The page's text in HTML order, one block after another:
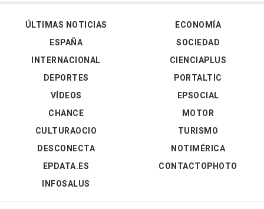
ÚLTIMAS NOTICIAS
ESPAÑA
INTERNACIONAL
DEPORTES
VÍDEOS
ECONOMÍA
SOCIEDAD
CIENCIAPLUS
PORTALTIC
EPSOCIAL
CHANCE
CULTURAOCIO
DESCONECTA
EPDATA.ES
INFOSALUS
MOTOR
TURISMO
NOTIMÉRICA
CONTACTOPHOTO